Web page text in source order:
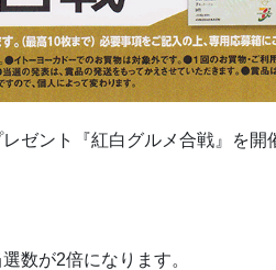
ゼント『紅白グルメ合戦』を開
数が2倍になります。